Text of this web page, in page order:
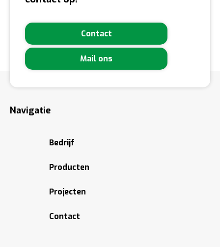
Contact
Mail ons
Navigatie
Bedrijf
Producten
Projecten
Contact